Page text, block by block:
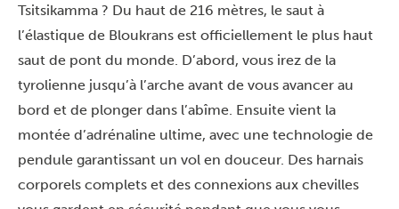
Tsitsikamma ? Du haut de 216 mètres, le saut à
l’élastique de Bloukrans est officiellement le plus haut
saut de pont du monde. D’abord, vous irez de la
tyrolienne jusqu’à l’arche avant de vous avancer au
bord et de plonger dans l’abîme. Ensuite vient la
montée d’adrénaline ultime, avec une technologie de
pendule garantissant un vol en douceur. Des harnais
corporels complets et des connexions aux chevilles